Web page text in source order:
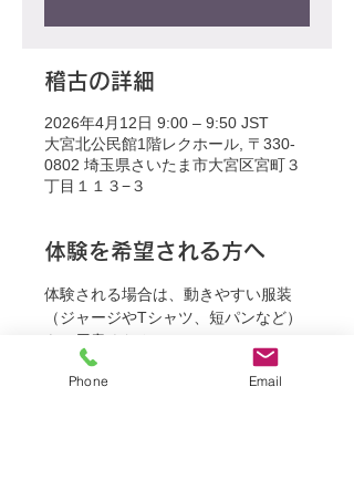
稽古の詳細
2026年4月12日 9:00 – 9:50 JST
大宮北公民館1階レクホール, 〒330-
0802 埼玉県さいたま市大宮区宮町３
丁目１１３−３
体験を希望される方へ
体験される場合は、動きやすい服装
（ジャージやTシャツ、短パンなど）
をご用意ください。
Phone Email